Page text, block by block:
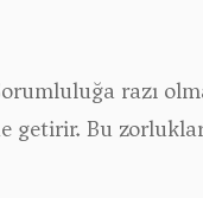
razı
getirir. Bu